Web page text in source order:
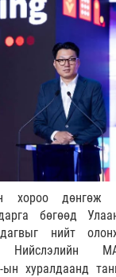
хороо дөнгөж
бөгөөд
нийт
Нийслэлийн
хуралдаанд